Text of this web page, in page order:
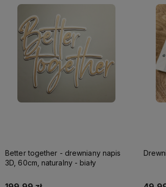
Better together - drewniany napis
3D, 60cm, naturalny - biały